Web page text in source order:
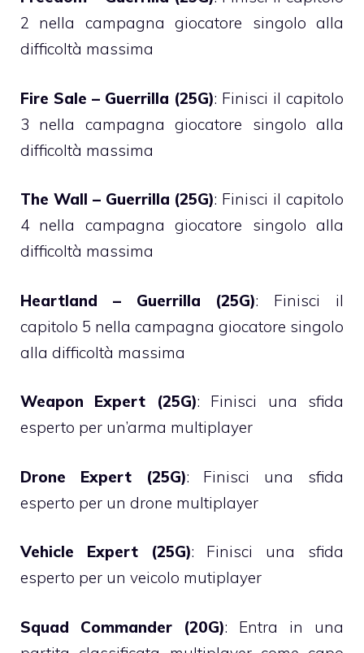
2 nella campagna giocatore singolo alla
difficoltà massima
Fire Sale – Guerrilla (25G): Finisci il capitolo
3 nella campagna giocatore singolo alla
difficoltà massima
The Wall – Guerrilla (25G): Finisci il capitolo
4 nella campagna giocatore singolo alla
difficoltà massima
Heartland – Guerrilla (25G): Finisci il
capitolo 5 nella campagna giocatore singolo
alla difficoltà massima
Weapon Expert (25G): Finisci una sfida
esperto per un’arma multiplayer
Drone Expert (25G): Finisci una sfida
esperto per un drone multiplayer
Vehicle Expert (25G): Finisci una sfida
esperto per un veicolo mutiplayer
Squad Commander (20G): Entra in una